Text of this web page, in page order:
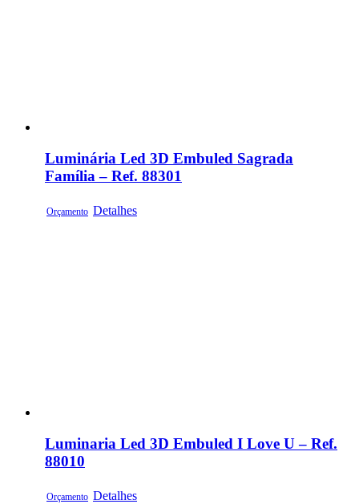
Luminária Led 3D Embuled Sagrada
Família – Ref. 88301
Orçamento Detalhes
Luminaria Led 3D Embuled I Love U – Ref.
88010
Orçamento Detalhes